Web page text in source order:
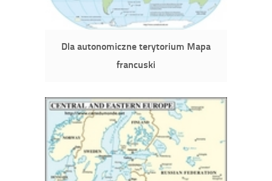
Dla autonomiczne terytorium Mapa
francuski